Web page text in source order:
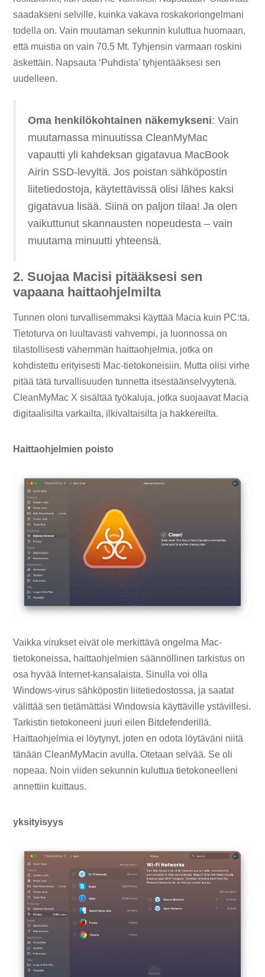
saadakseni selville, kuinka vakava roskakoriongelmani
todella on. Vain muutaman sekunnin kuluttua huomaan,
että muistia on vain 70.5 Mt. Tyhjensin varmaan roskini
äskettäin. Napsauta ‘Puhdista’ tyhjentääksesi sen
uudelleen.
Oma henkilökohtainen näkemykseni: Vain
muutamassa minuutissa CleanMyMac
vapautti yli kahdeksan gigatavua MacBook
Airin SSD-levyltä. Jos poistan sähköpostin
liitetiedostoja, käytettävissä olisi lähes kaksi
gigatavua lisää. Siinä on paljon tilaa! Ja olen
vaikuttunut skannausten nopeudesta – vain
muutama minuutti yhteensä.
2. Suojaa Macisi pitääksesi sen
vapaana haittaohjelmilta
Tunnen oloni turvallisemmaksi käyttää Macia kuin PC:tä.
Tietoturva on luultavasti vahvempi, ja luonnossa on
tilastollisesti vähemmän haittaohjelmia, jotka on
kohdistettu erityisesti Mac-tietokoneisiin. Mutta olisi virhe
pitää tätä turvallisuuden tunnetta itsestäänselvyytenä.
CleanMyMac X sisältää työkaluja, jotka suojaavat Macia
digitaalisilta varkailta, ilkivaltaisilta ja hakkereilta.
Haittaohjelmien poisto
Vaikka virukset eivät ole merkittävä ongelma Mac-
tietokoneissa, haittaohjelmien säännöllinen tarkistus on
osa hyvää Internet-kansalaista. Sinulla voi olla
Windows-virus sähköpostin liitetiedostossa, ja saatat
välittää sen tietämättäsi Windowsia käyttäville ystävillesi.
Tarkistin tietokoneeni juuri eilen Bitdefenderillä.
Haittaohjelmia ei löytynyt, joten en odota löytäväni niitä
tänään CleanMyMacin avulla. Otetaan selvää. Se oli
nopeaa. Noin viiden sekunnin kuluttua tietokoneelleni
annettiin kuittaus.
yksityisyys